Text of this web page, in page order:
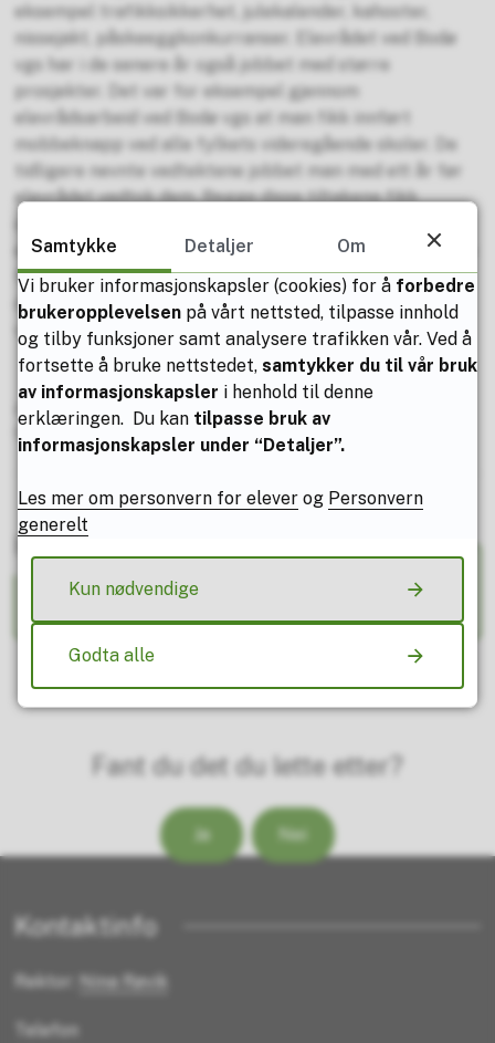
eksempel trafikksikkerhet, julekalender, kahooter,
nissejakt, påskeeggkonkurranser. Elevrådet ved Bodø
vgs har i de senere år også jobbet med større
prosjekter. Det var for eksempel gjennom
elevrådsarbeid ved Bodø vgs at man fikk innført
mobbeknapp ved alle fylkets videregående skoler. De
tidligere nevnte vedtektene jobbet man med ett år før
elevrådet vedtok dem. Begge disse tiltakene fikk
elevråd er avhengige av tillitselever som ønsker å jobbe
for det beste for sine medelever. Er du en slik person er
du hjertelig velkommen til å melde deg som tillitselev
ved skolestart.
Publisert av Elisabeth Eide Nilsen
Sist endret
02.05.2025 12.41
Har du spørsmål?
Fant du det du lette etter?
Ja Nei
Kontaktinfo
Rektor: Nina Røvik
Telefon
Samtykke Detaljer
Om
Vi bruker informasjonskapsler (cookies) for å forbedre
brukeropplevelsen på vårt nettsted, tilpasse innhold
og tilby funksjoner samt analysere trafikken vår. Ved å
fortsette å bruke nettstedet, samtykker du til vår bruk
av informasjonskapsler i henhold til denne
erklæringen. Du kan tilpasse bruk av
informasjonskapsler under “Detaljer”.
Les mer om personvern for elever og Personvern
generelt
Kun nødvendige
Godta alle